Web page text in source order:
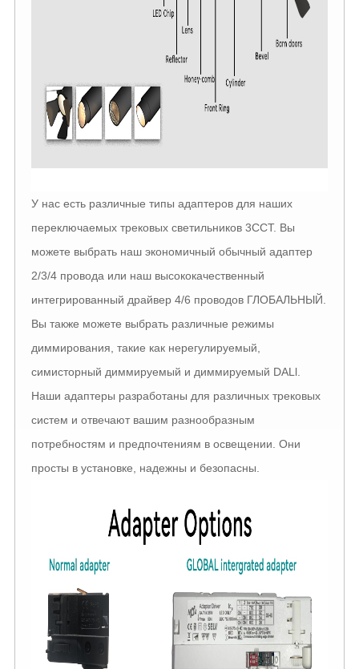
У нас есть различные типы адаптеров для наших
переключаемых трековых светильников 3CCT. Вы
можете выбрать наш экономичный обычный адаптер
2/3/4 провода или наш высококачественный
интегрированный драйвер 4/6 проводов ГЛОБАЛЬНЫЙ.
Вы также можете выбрать различные режимы
диммирования, такие как нерегулируемый,
симисторный диммируемый и диммируемый DALl.
Наши адаптеры разработаны для различных трековых
систем и отвечают вашим разнообразным
потребностям и предпочтениям в освещении. Они
просты в установке, надежны и безопасны.